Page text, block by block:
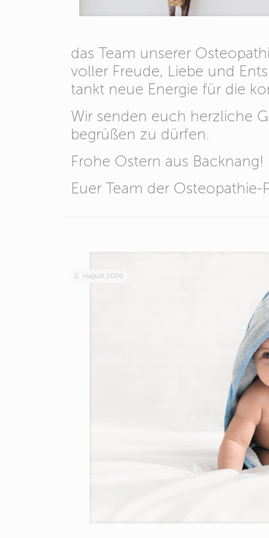
das Team unserer
voller Freude, Liebe und
tankt neue Energie für die
Wir senden euch herzliche
begrüßen zu dürfen.
Frohe Ostern aus Backnang!
Euer Team der Osteopathie-
2. August 2026